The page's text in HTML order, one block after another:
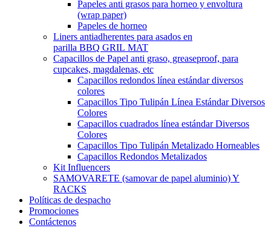
Papeles anti grasos para horneo y envoltura
(wrap paper)
Papeles de horneo
Liners antiadherentes para asados en
parilla BBQ GRIL MAT
Capacillos de Papel anti graso, greaseproof, para
cupcakes, magdalenas, etc
Capacillos redondos línea estándar diversos
colores
Capacillos Tipo Tulipán Línea Estándar Diversos
Colores
Capacillos cuadrados línea estándar Diversos
Colores
Capacillos Tipo Tulipán Metalizado Horneables
Capacillos Redondos Metalizados
Kit Influencers
SAMOVARETE (samovar de papel aluminio) Y
RACKS
Políticas de despacho
Promociones
Contáctenos